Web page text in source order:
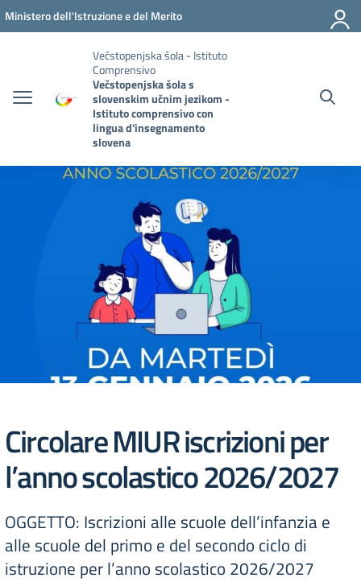
Vai ai contenuti
Vai al menu di navigazione
Vai al footer
Ministero dell'Istruzione e del Merito
Večstopenjska šola - Istituto
Comprensivo
Večstopenjska šola s
slovenskim učnim jezikom -
Istituto comprensivo con
lingua d'insegnamento
slovena
Circolare MIUR iscrizioni per
l’anno scolastico 2026/2027
OGGETTO: Iscrizioni alle scuole dell’infanzia e
alle scuole del primo e del secondo ciclo di
istruzione per l’anno scolastico 2026/2027